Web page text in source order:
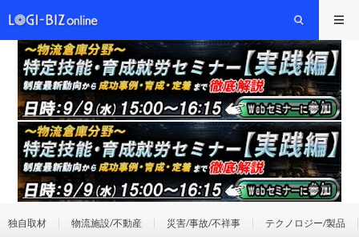
独自取材 物流施設/不動産 災害/事故/不祥事 テクノロジー/製品